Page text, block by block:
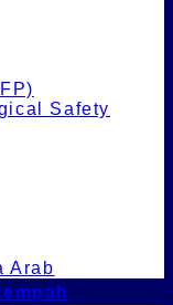
Safety
Arab